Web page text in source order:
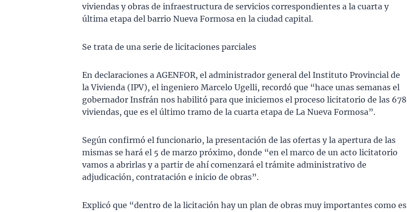
viviendas y obras de infraestructura de servicios correspondientes a la cuarta y
última etapa del barrio Nueva Formosa en la ciudad capital.
Se trata de una serie de licitaciones parciales
En declaraciones a AGENFOR, el administrador general del Instituto Provincial de
la Vivienda (IPV), el ingeniero Marcelo Ugelli, recordó que “hace unas semanas el
gobernador Insfrán nos habilitó para que iniciemos el proceso licitatorio de las 678
viviendas, que es el último tramo de la cuarta etapa de La Nueva Formosa”.
Según confirmó el funcionario, la presentación de las ofertas y la apertura de las
mismas se hará el 5 de marzo próximo, donde “en el marco de un acto licitatorio
vamos a abrirlas y a partir de ahí comenzará el trámite administrativo de
adjudicación, contratación e inicio de obras”.
Explicó que “dentro de la licitación hay un plan de obras muy importantes como es